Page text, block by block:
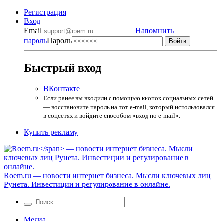
Регистрация
Вход
Email
Напомнить
парольПароль
Быстрый вход
ВКонтакте
Если ранее вы входили с помощью кнопок социальных сетей
— восстановите пароль на тот e-mail, который использовался
в соцсетях и войдите способом «вход по e-mail».
Купить рекламу
Roem.ru — новости интернет бизнеса. Мысли ключевых лиц
Рунета. Инвестиции и регулирование в онлайне.
Медиа